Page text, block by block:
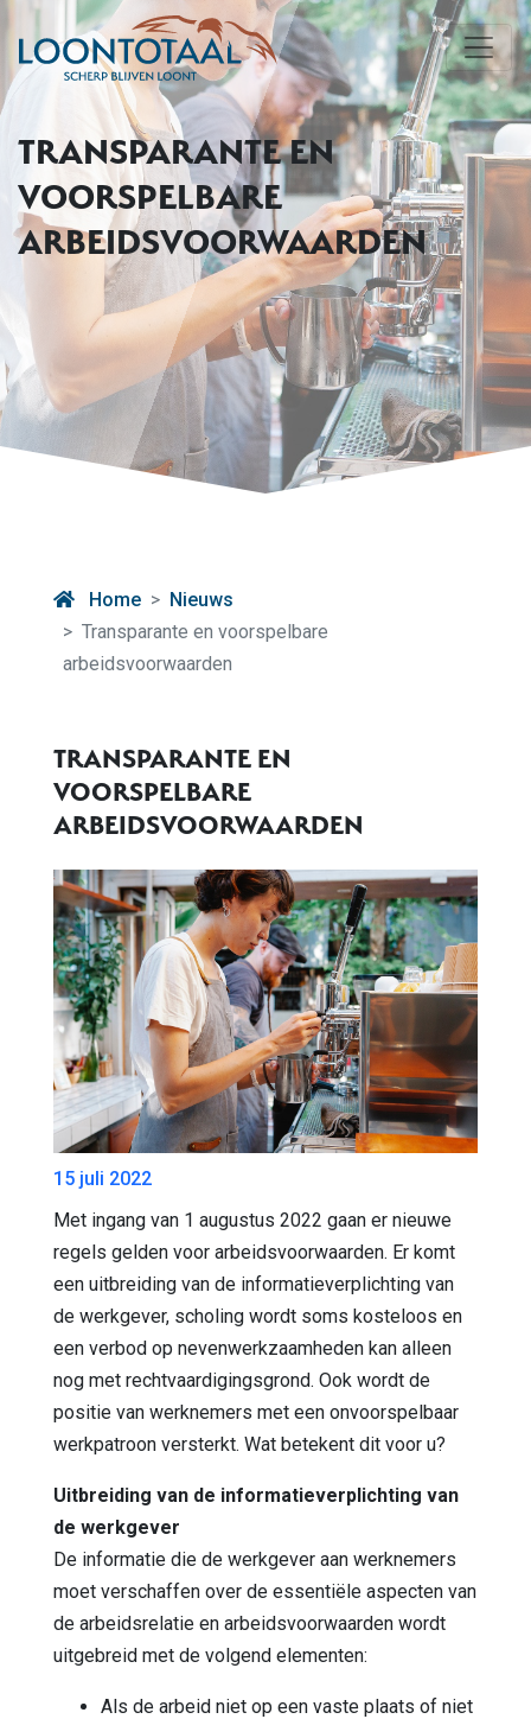
TRANSPARANTE EN
VOORSPELBARE
ARBEIDSVOORWAARDEN
Home
Nieuws
Transparante en voorspelbare
arbeidsvoorwaarden
TRANSPARANTE EN
VOORSPELBARE
ARBEIDSVOORWAARDEN
15 juli 2022
Met ingang van 1 augustus 2022 gaan er nieuwe
regels gelden voor arbeidsvoorwaarden. Er komt
een uitbreiding van de informatieverplichting van
de werkgever, scholing wordt soms kosteloos en
een verbod op nevenwerkzaamheden kan alleen
nog met rechtvaardigingsgrond. Ook wordt de
positie van werknemers met een onvoorspelbaar
werkpatroon versterkt. Wat betekent dit voor u?
Uitbreiding van de informatieverplichting van
de werkgever
De informatie die de werkgever aan werknemers
moet verschaffen over de essentiële aspecten van
de arbeidsrelatie en arbeidsvoorwaarden wordt
uitgebreid met de volgend elementen:
Als de arbeid niet op een vaste plaats of niet